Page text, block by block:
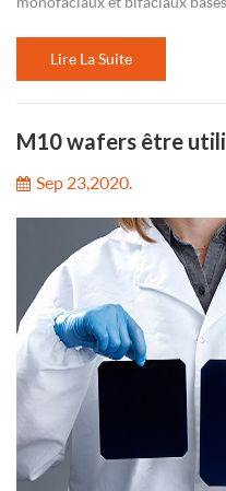
latitudes infér...
Lire La Suite
Sep 23,2020.